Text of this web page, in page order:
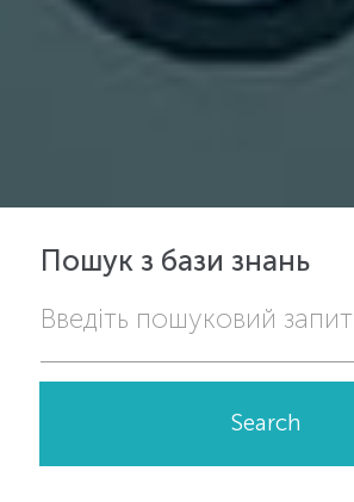
Пошук з бази знань
Введіть пошуковий запит
Search